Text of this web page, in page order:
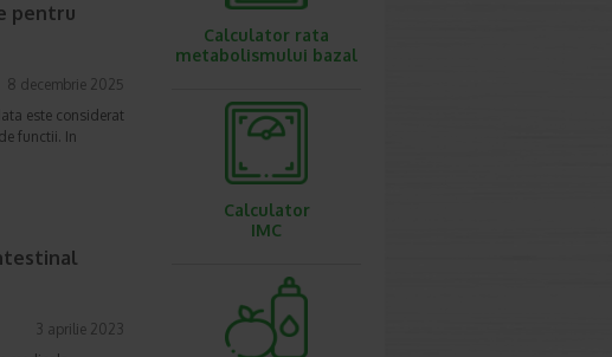
pentru
8 decembrie 2025
este considerat
functii. In
3 aprilie 2023
Calculator rata
metabolismului bazal
Calculator
IMC